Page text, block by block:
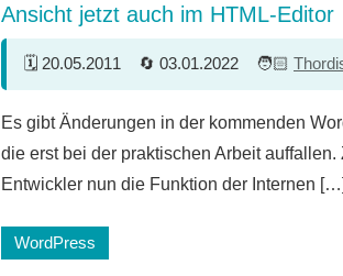
Ansicht jetzt auch im HTML-Editor
20.05.2011 03.01.2022
Kommentare
Es gibt Änderungen in der kommenden
die erst bei der praktischen Arbeit
Entwickler nun die Funktion der Internen […]
WordPress